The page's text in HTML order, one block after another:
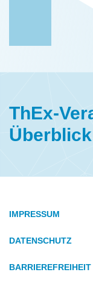
ThEx-
Überblick
IMPRESSUM
DATENSCHUTZ
BARRIEREFREIHEIT